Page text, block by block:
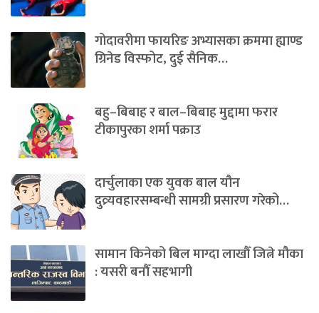
गोदावरीमा फायरिङ अभ्यासका क्रममा ह्याण्ड
ग्रिनेड विस्फोट, दुई सैनिक…
बहु–बिबाह र बाल–बिबाह मुद्दामा फरार
टीकापुरका शर्मा पक्राउ
दार्चुलाका एक युवक बाल यौन
दुव्र्यवहारसम्बन्धी सामग्री प्रसारण गरेको…
सामान किनेको बिल माग्दा लाखौँ जित्ने मौका
: यसरी बनौँ सहभागी